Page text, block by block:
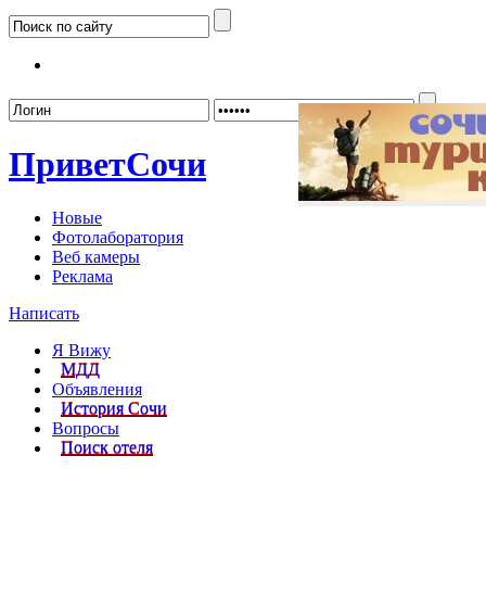
ПриветСочи
Новые
Фотолаборатория
Веб камеры
Реклама
Написать
Я Вижу
МДД
Объявления
История Сочи
Вопросы
Поиск отеля